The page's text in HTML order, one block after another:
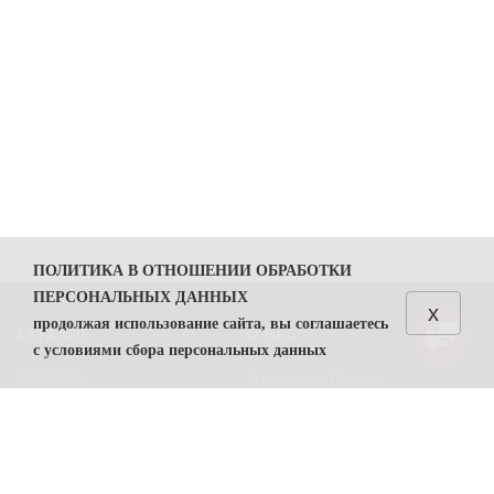
КАТАЛОГ О НАС
ПОЛИТИКА В ОТНОШЕНИИ ОБРАБОТКИ
ПЕРСОНАЛЬНЫХ ДАННЫХ
продолжая использование сайта, вы соглашаетесь
с условиями сбора персональных данных
x